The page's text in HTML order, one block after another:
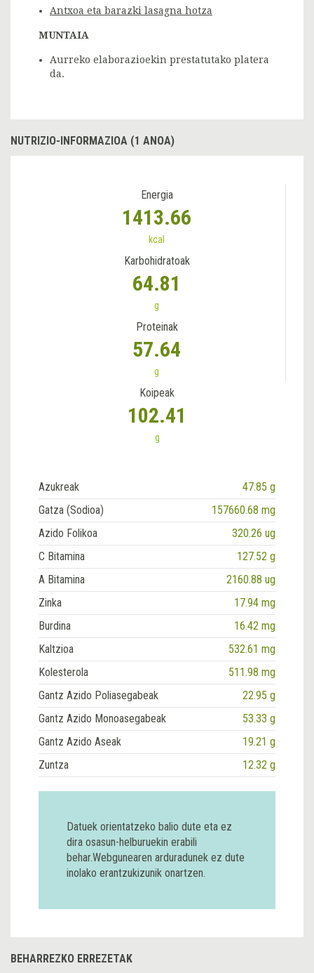
Antxoa eta barazki lasagna hotza
MUNTAIA
Aurreko elaborazioekin prestatutako platera
da.
NUTRIZIO-INFORMAZIOA (1 ANOA)
Energia
1413.66
kcal
Karbohidratoak
64.81
g
Proteinak
57.64
g
Koipeak
102.41
g
Azukreak
47.85 g
Gatza (Sodioa)
157660.68 mg
Azido Folikoa
320.26 ug
C Bitamina
127.52 g
A Bitamina
2160.88 ug
Zinka
17.94 mg
Burdina
16.42 mg
Kaltzioa
532.61 mg
Kolesterola
511.98 mg
Gantz Azido Poliasegabeak
22.95 g
Gantz Azido Monoasegabeak
53.33 g
Gantz Azido Aseak
19.21 g
Zuntza
12.32 g
Datuek orientatzeko balio dute eta ez
dira osasun-helburuekin erabili
behar.Webgunearen arduradunek ez dute
inolako erantzukizunik onartzen.
BEHARREZKO ERREZETAK